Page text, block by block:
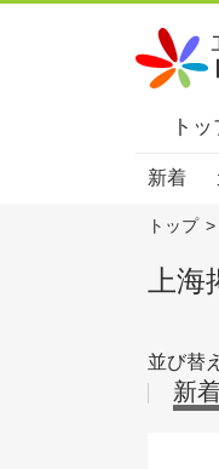
ト
新着
トップ >
上
並び替え
新